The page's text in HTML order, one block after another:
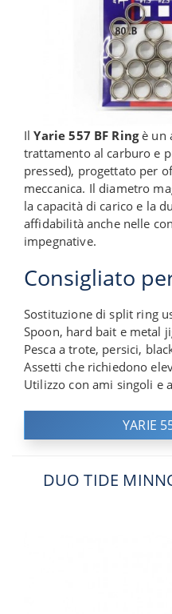
IlYarie 557 BF Ringè un
trattamento al carburo e
pressed), progettato per
meccanica. Il diametro
la capacità di carico e la
affidabilità anche nelle
impegnative.
Consigliato
Sostituzione di split ring
Spoon, hard bait e metal
Pesca a trote, persici,
Assetti che richiedono
Utilizzo con ami singoli e
YARIE
DUO TIDE